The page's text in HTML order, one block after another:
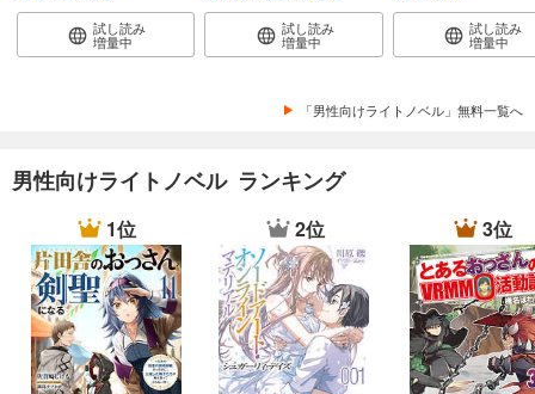
試し読み
増量中
試し読み
増量中
試し読み
増量中
「男性向けライトノベル」無料一覧へ
男性向けライトノベル ランキング
1位 2位 3位